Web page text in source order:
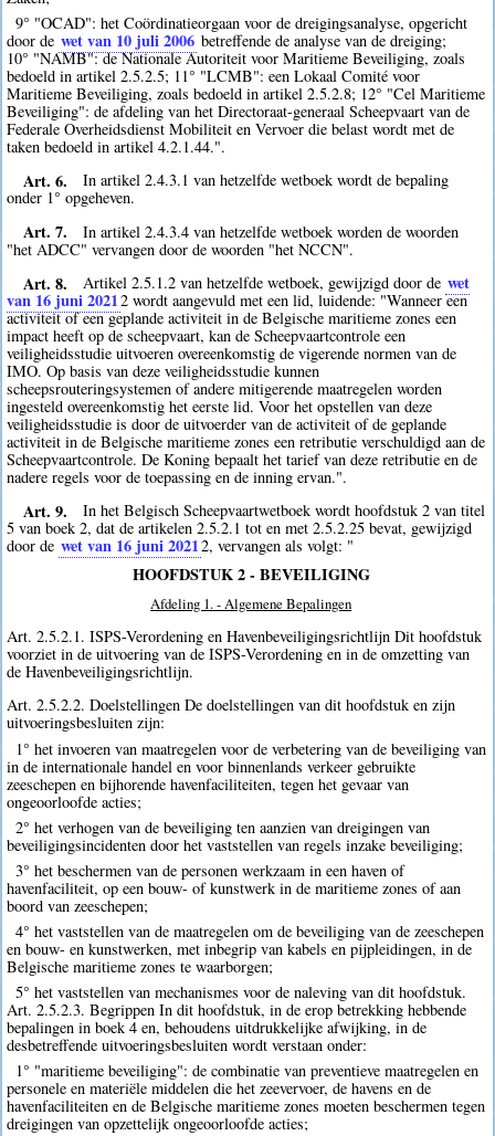
9° "OCAD": het Coördinatieorgaan voor de dreigingsanalyse, opgericht
door de wet van 10 juli 2006 betreffende de analyse van de dreiging;
10° "NAMB": de Nationale Autoriteit voor Maritieme Beveiliging, zoals
bedoeld in artikel 2.5.2.5; 11° "LCMB": een Lokaal Comité voor
Maritieme Beveiliging, zoals bedoeld in artikel 2.5.2.8; 12° "Cel Maritieme
Beveiliging": de afdeling van het Directoraat-generaal Scheepvaart van de
Federale Overheidsdienst Mobiliteit en Vervoer die belast wordt met de
taken bedoeld in artikel 4.2.1.44.".
Art. 6.
In artikel 2.4.3.1 van hetzelfde wetboek wordt de bepaling
onder 1° opgeheven.
Art. 7.
In artikel 2.4.3.4 van hetzelfde wetboek worden de woorden
"het ADCC" vervangen door de woorden "het NCCN".
Art. 8. Artikel 2.5.1.2 van hetzelfde wetboek, gewijzigd door de wet
van 16 juni 20212 wordt aangevuld met een lid, luidende: "Wanneer een
activiteit of een geplande activiteit in de Belgische maritieme zones een
impact heeft op de scheepvaart, kan de Scheepvaartcontrole een
veiligheidsstudie uitvoeren overeenkomstig de vigerende normen van de
IMO. Op basis van deze veiligheidsstudie kunnen
scheepsrouteringsystemen of andere mitigerende maatregelen worden
ingesteld overeenkomstig het eerste lid. Voor het opstellen van deze
veiligheidsstudie is door de uitvoerder van de activiteit of de geplande
activiteit in de Belgische maritieme zones een retributie verschuldigd aan de
Scheepvaartcontrole. De Koning bepaalt het tarief van deze retributie en de
nadere regels voor de toepassing en de inning ervan.".
Art. 9.
In het Belgisch Scheepvaartwetboek wordt hoofdstuk 2 van titel
5 van boek 2, dat de artikelen 2.5.2.1 tot en met 2.5.2.25 bevat, gewijzigd
door de wet van 16 juni 20212, vervangen als volgt: "
HOOFDSTUK 2 - BEVEILIGING
Afdeling 1. - Algemene Bepalingen
Art. 2.5.2.1. ISPS-Verordening en Havenbeveiligingsrichtlijn Dit hoofdstuk
voorziet in de uitvoering van de ISPS-Verordening en in de omzetting van
de Havenbeveiligingsrichtlijn.
Art. 2.5.2.2. Doelstellingen De doelstellingen van dit hoofdstuk en zijn
uitvoeringsbesluiten zijn:
1° het invoeren van maatregelen voor de verbetering van de beveiliging van
in de internationale handel en voor binnenlands verkeer gebruikte
zeeschepen en bijhorende havenfaciliteiten, tegen het gevaar van
ongeoorloofde acties;
2° het verhogen van de beveiliging ten aanzien van dreigingen van
beveiligingsincidenten door het vaststellen van regels inzake beveiliging;
3° het beschermen van de personen werkzaam in een haven of
havenfaciliteit, op een bouw- of kunstwerk in de maritieme zones of aan
boord van zeeschepen;
4° het vaststellen van de maatregelen om de beveiliging van de zeeschepen
en bouw- en kunstwerken, met inbegrip van kabels en pijpleidingen, in de
Belgische maritieme zones te waarborgen;
5° het vaststellen van mechanismes voor de naleving van dit hoofdstuk.
Art. 2.5.2.3. Begrippen In dit hoofdstuk, in de erop betrekking hebbende
bepalingen in boek 4 en, behoudens uitdrukkelijke afwijking, in de
desbetreffende uitvoeringsbesluiten wordt verstaan onder:
1° "maritieme beveiliging": de combinatie van preventieve maatregelen en
personele en materiële middelen die het zeevervoer, de havens en de
havenfaciliteiten en de Belgische maritieme zones moeten beschermen tegen
dreigingen van opzettelijk ongeoorloofde acties;